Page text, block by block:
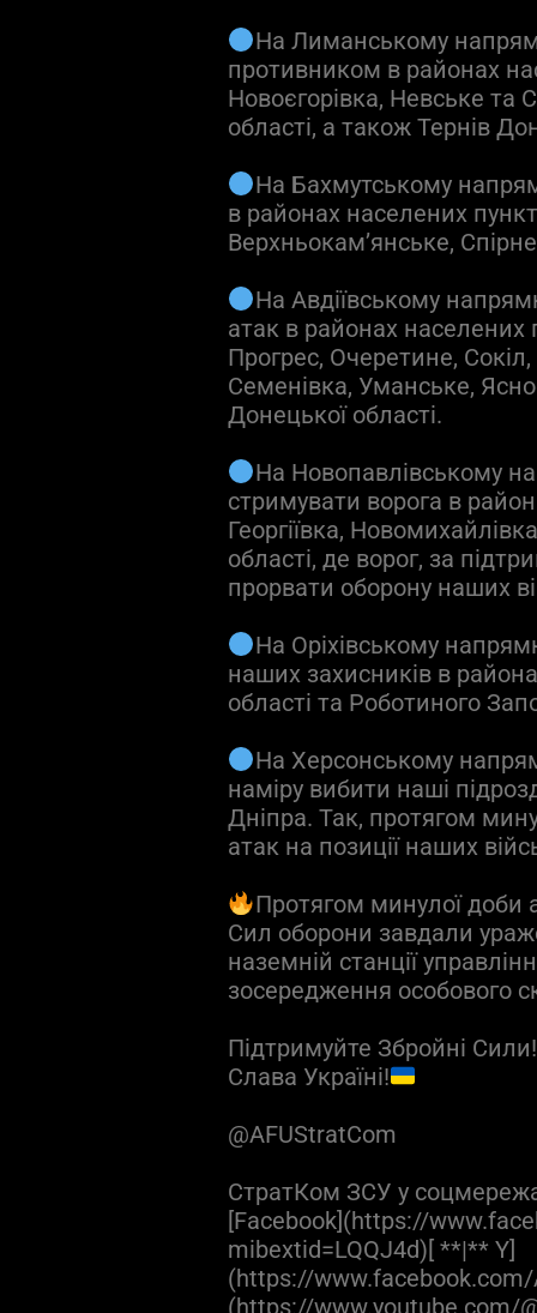
На Лиманському
противником в районах
Новоєгорівка, Невське та
області, а також Тернів
На Бахмутському
в районах населених
Верхньокам’янське,
На Авдіївському
атак в районах населених
Прогрес, Очеретине,
Семенівка, Уманське,
Донецької області.
На Новопавлівському
стримувати ворога в
Георгіївка,
області, де ворог, за
прорвати оборону наших
На Оріхівському
наших захисників в
області та Роботиного
На Херсонському
наміру вибити наші
Дніпра. Так, протягом
атак на позиції наших
Протягом минулої доби
Сил оборони завдали
наземній станції
зосередження особового
Підтримуйте Збройні
Слава Україні!
@AFUStratCom
СтратКом ЗСУ у
[Facebook](https://
mibextid=LQQJ4d)[ **|** Y]
(https://